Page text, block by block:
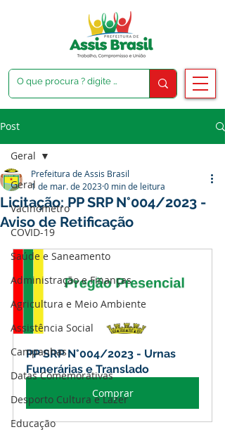
Post
Geral
Vacinômetro
COVID-19
Saúde e Saneamento
Administração e Finanças
Agricultura e Meio Ambiente
Assistência Social
Campanhas
Datas Comemorativas
Desporto Cultura e Lazer
Educação
Geral
Licitação: PP SRP N°004/2023 -
Aviso de Retificação
Prefeitura de Assis Brasil
1 de mar. de 20230 min de leitura
PP SRP N°004/2023 - Urnas
Funerárias e Translado
Comprar